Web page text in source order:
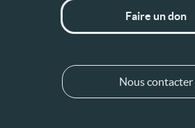
Faire un don
Nous contacter